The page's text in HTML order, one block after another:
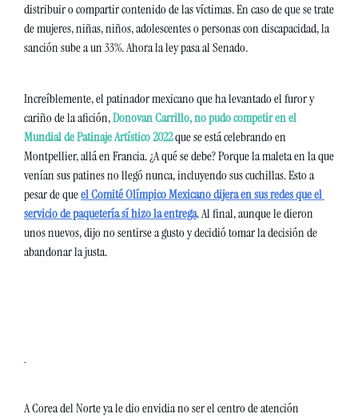
distribuir o compartir contenido de las víctimas. En caso de que se trate
de mujeres, niñas, niños, adolescentes o personas con discapacidad, la
sanción sube a un 33%. Ahora la ley pasa al Senado.
Increíblemente, el patinador mexicano que ha levantado el furor y
cariño de la afición,Donovan Carrillo, no pudo competir en el
Mundial de Patinaje Artístico 2022 que se está celebrando en
Montpellier, allá en Francia. ¿A qué se debe? Porque la maleta en la que
venían sus patines no llegó nunca, incluyendo sus cuchillas. Esto a
pesar de que el Comité Olímpico Mexicano dijera en sus redes que el
servicio de paquetería sí hizo la entrega. Al final, aunque le dieron
unos nuevos, dijo no sentirse a gusto y decidió tomar la decisión de
abandonar la justa.
A Corea del Norte ya le dio envidia no ser el centro de atención